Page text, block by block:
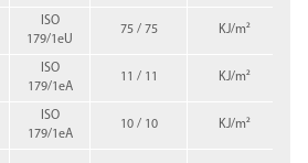
ISO
179/1eU
75 / 75 KJ/m²
ISO
179/1eA
11 / 11 KJ/m²
ISO
179/1eA
10 / 10 KJ/m²